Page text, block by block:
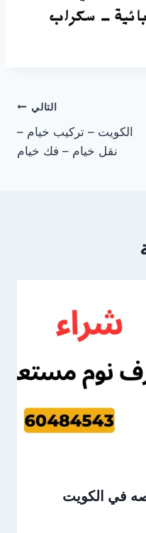
التالي
الكويت – تركيب خيام –
نقل خيام – فك خيام
في الكويت